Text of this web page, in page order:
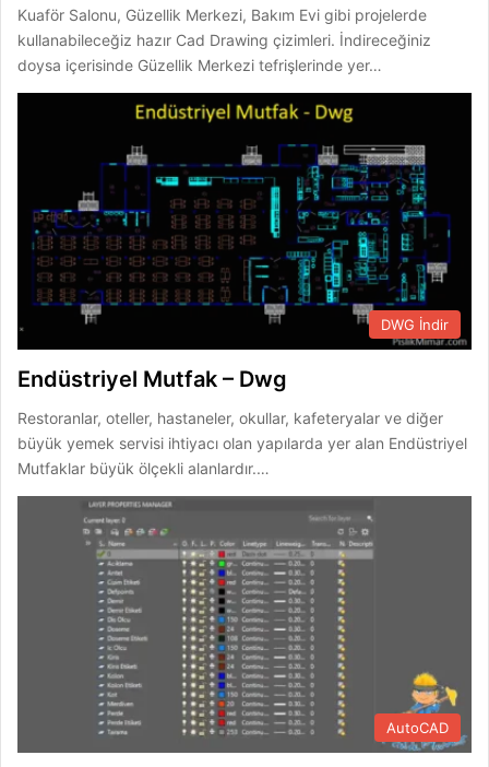
Kuaför Salonu, Güzellik Merkezi, Bakım Evi gibi projelerde
kullanabileceğiz hazır Cad Drawing çizimleri. İndireceğiniz
doysa içerisinde Güzellik Merkezi tefrişlerinde yer…
DWG İndir
Endüstriyel Mutfak – Dwg
Restoranlar, oteller, hastaneler, okullar, kafeteryalar ve diğer
büyük yemek servisi ihtiyacı olan yapılarda yer alan Endüstriyel
Mutfaklar büyük ölçekli alanlardır.…
AutoCAD